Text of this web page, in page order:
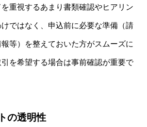
重視するあまり書類確認やヒアリン
ではなく、申込前に必要な準備（請
等）を整えておいた方がスムーズに
を希望する場合は事前確認が重要で
の透明性